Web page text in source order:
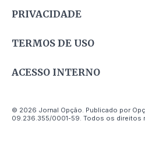
PRIVACIDADE
TERMOS DE USO
ACESSO INTERNO
© 2026 Jornal Opção. Publicado por
09.236.355/0001-59. Todos os direitos